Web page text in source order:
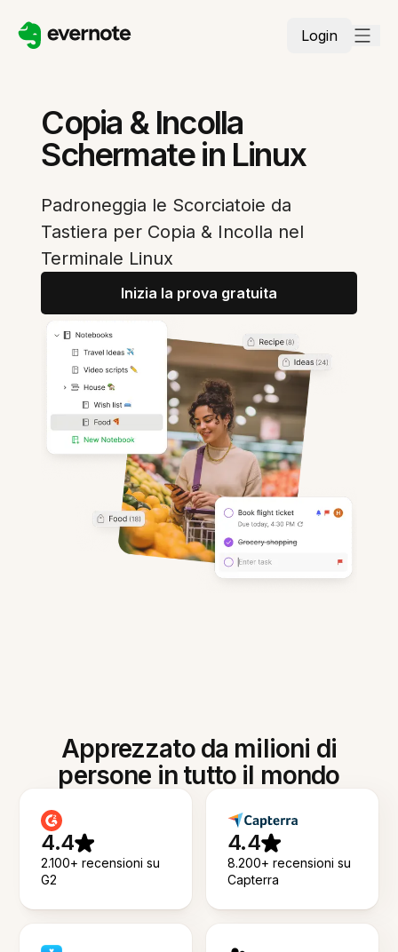
Login
Copia & Incolla
Schermate in Linux
Padroneggia le Scorciatoie da
Tastiera per Copia & Incolla nel
Terminale Linux
Inizia la prova gratuita
Apprezzato da milioni di
persone in tutto il mondo
4.4
2.100+ recensioni su
G2
4.4
8.200+ recensioni su
Capterra